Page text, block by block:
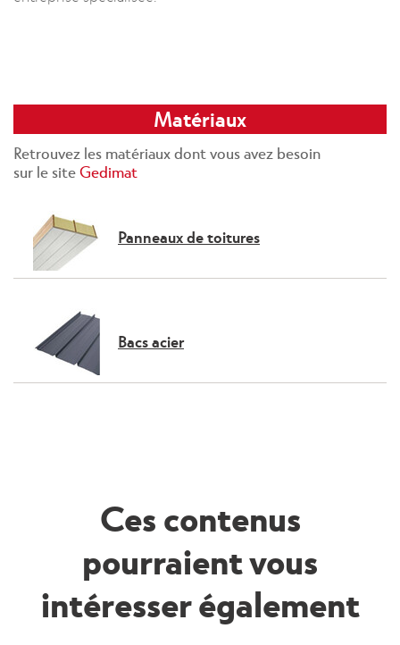
Matériaux
Retrouvez les matériaux dont vous avez besoin
sur le siteGedimat
Panneaux de toitures
Bacs acier
Ces contenus
pourraient vous
intéresser également